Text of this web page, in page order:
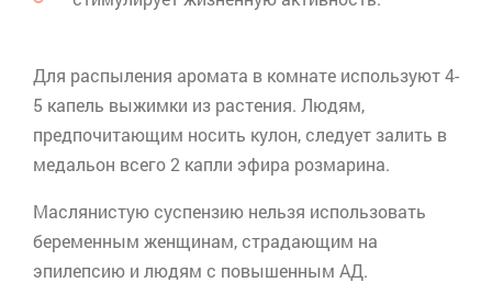
Для распыления аромата в комнате используют 4-
5 капель выжимки из растения. Людям,
предпочитающим носить кулон, следует залить в
медальон всего 2 капли эфира розмарина.
Маслянистую суспензию нельзя использовать
беременным женщинам, страдающим на
эпилепсию и людям с повышенным АД.